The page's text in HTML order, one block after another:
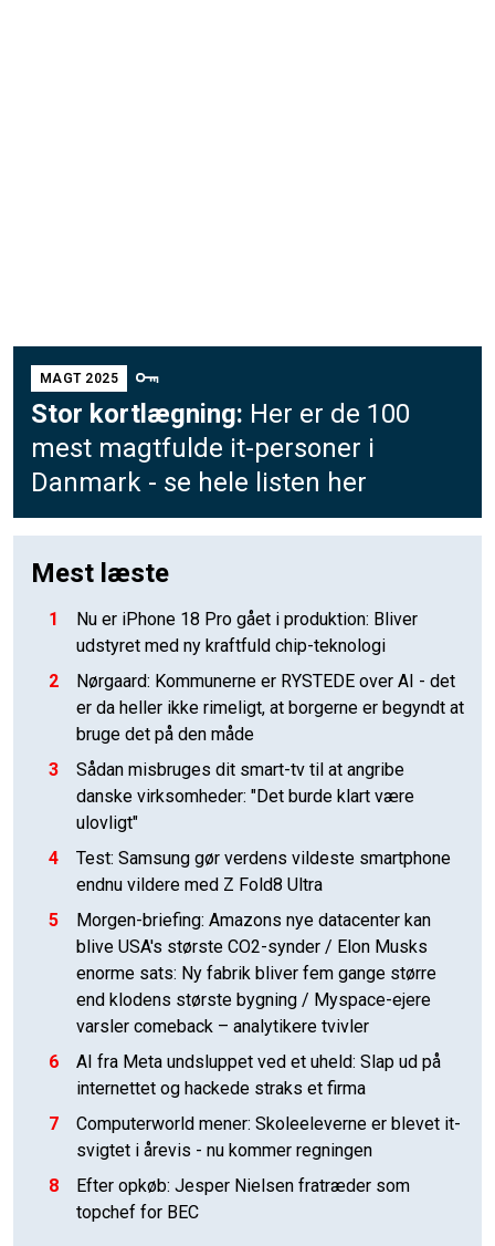
MAGT 2025
Stor kortlægning: Her er de 100
mest magtfulde it-personer i
Danmark - se hele listen her
Mest læste
1
Nu er iPhone 18 Pro gået i produktion: Bliver
udstyret med ny kraftfuld chip-teknologi
2
Nørgaard: Kommunerne er RYSTEDE over AI - det
er da heller ikke rimeligt, at borgerne er begyndt at
bruge det på den måde
3
Sådan misbruges dit smart-tv til at angribe
danske virksomheder: "Det burde klart være
ulovligt"
4
Test: Samsung gør verdens vildeste smartphone
endnu vildere med Z Fold8 Ultra
5
Morgen-briefing: Amazons nye datacenter kan
blive USA's største CO2-synder / Elon Musks
enorme sats: Ny fabrik bliver fem gange større
end klodens største bygning / Myspace-ejere
varsler comeback – analytikere tvivler
6
AI fra Meta undsluppet ved et uheld: Slap ud på
internettet og hackede straks et firma
7
Computerworld mener: Skoleeleverne er blevet it-
svigtet i årevis - nu kommer regningen
8
Efter opkøb: Jesper Nielsen fratræder som
topchef for BEC